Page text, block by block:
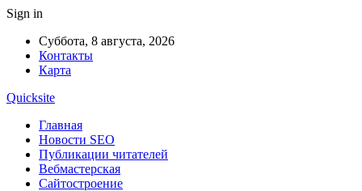
Sign in
Суббота, 8 августа, 2026
Контакты
Карта
Quicksite
Главная
Новости SEO
Публикации читателей
Вебмастерская
Сайтостроение